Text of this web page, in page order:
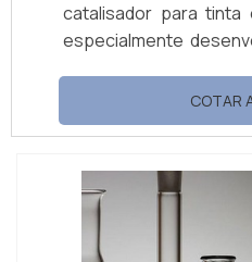
catalisador para
especialmente
diferenciais em
como: Alta resistência à ação de produtos
Resiste a
catalisadorPor tratar-
COTAR